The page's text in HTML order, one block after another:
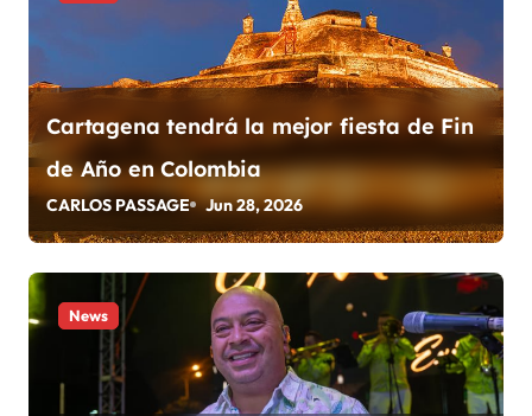
n
t
r
a
d
a
Cartagena tendrá la mejor fiesta de Fin
de Año en Colombia
CARLOS PASSAGE Jun 28, 2026
News